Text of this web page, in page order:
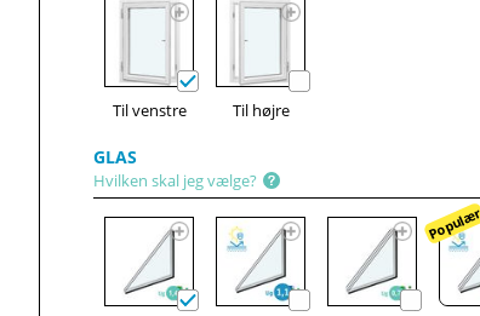
Til venstre Til højre
GLAS
Hvilken skal jeg vælge?